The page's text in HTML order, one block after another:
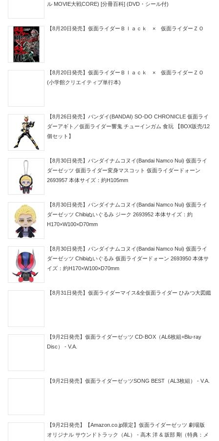
ル MOVIE大戦CORE) [分冊百科] (DVD・シール付)
【8月20日発売】仮面ライダーＢｌａｃｋ × 仮面ライダーＺＯ
【8月20日発売】仮面ライダーＢｌａｃｋ × 仮面ライダーＺＯ
(小学館クリエイティブ単行本)
【8月26日発売】バンダイ(BANDAI) SO-DO CHRONICLE 仮面ライ
ダーアギト／仮面ライダー響鬼 チューインガム 食玩 【BOX販売/12
個セット】
【8月30日発売】バンダイナムコヌイ(Bandai Namco Nui) 仮面ライ
ダーゼッツ 仮面ライダー変身マスコット 仮面ライダードォーン
2693957 本体サイズ：約H105mm
【8月30日発売】バンダイナムコヌイ(Bandai Namco Nui) 仮面ライ
ダーゼッツ Chibiぬいぐるみ ジーク 2693952 本体サイズ：約
H170×W100×D70mm
【8月30日発売】バンダイナムコヌイ(Bandai Namco Nui) 仮面ライ
ダーゼッツ Chibiぬいぐるみ 仮面ライダードォーン 2693950 本体サ
イズ：約H170×W100×D70mm
【8月31日発売】仮面ライダーマイス&全仮面ライダー ひみつ大図鑑
【9月2日発売】仮面ライダーゼッツ CD-BOX（AL6枚組+Blu-ray
Disc） - V.A.
【9月2日発売】仮面ライダーゼッツSONG BEST（AL3枚組） - V.A.
【9月2日発売】【Amazon.co.jp限定】仮面ライダーゼッツ 劇場版
オリジナル サウンドトラック（AL） - 高木 洋 & 坂部 剛（特典：メ